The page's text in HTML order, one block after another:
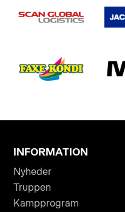
INFORMATION
Nyheder
Truppen
Kampprogram